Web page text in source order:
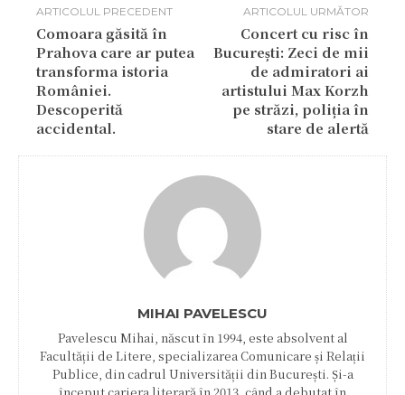
ARTICOLUL PRECEDENT
Comoara găsită în
Prahova care ar putea
transforma istoria
României.
Descoperită
accidental.
ARTICOLUL URMĂTOR
Concert cu risc în
București: Zeci de mii
de admiratori ai
artistului Max Korzh
pe străzi, poliția în
stare de alertă
MIHAI PAVELESCU
Pavelescu Mihai, născut în 1994, este absolvent al
Facultății de Litere, specializarea Comunicare și Relații
Publice, din cadrul Universității din București. Și-a